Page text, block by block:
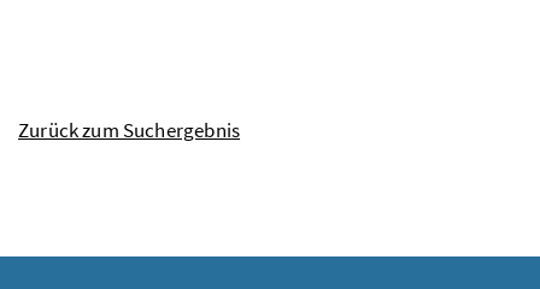
Zurück zum Suchergebnis